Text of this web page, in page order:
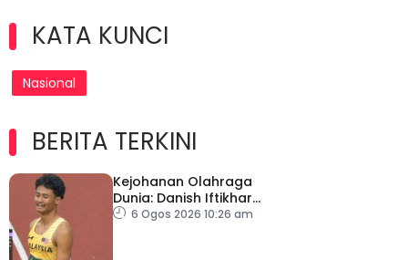
KATA KUNCI
Nasional
BERITA TERKINI
Kejohanan Olahraga
Dunia: Danish Iftikhar
cipta sejarah mara ke
6 Ogos 2026 10:26 am